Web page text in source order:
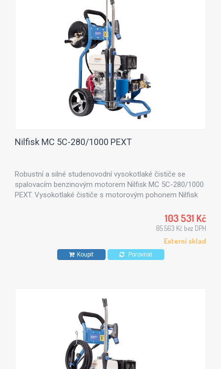
Nilfisk MC 5C-280/1000 PEXT
Robustní a silné studenovodní vysokotlaké čističe se
spalovacím benzinovým motorem Nilfisk MC 5C-280/1000
PEXT. Vysokotlaké čističe s motorovým pohonem Nilfisk
103 531 Kč
85 563 Kč bez DPH
Externí sklad
Koupit Porovnat